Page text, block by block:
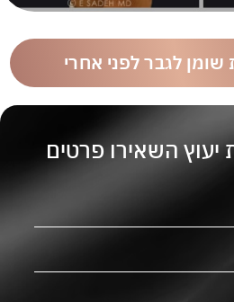
שומן לגבר לפני אחרי
יעוץ השאירו פרטים